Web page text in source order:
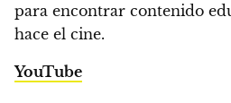
para encontrar contenido
hace el cine.
YouTube